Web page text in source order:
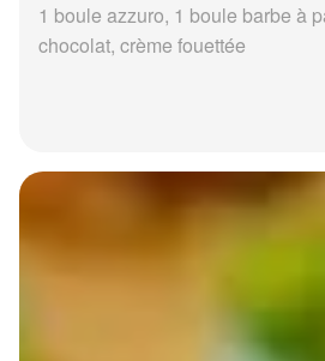
1 boule azzuro, 1 boule barbe à
chocolat, crème fouettée